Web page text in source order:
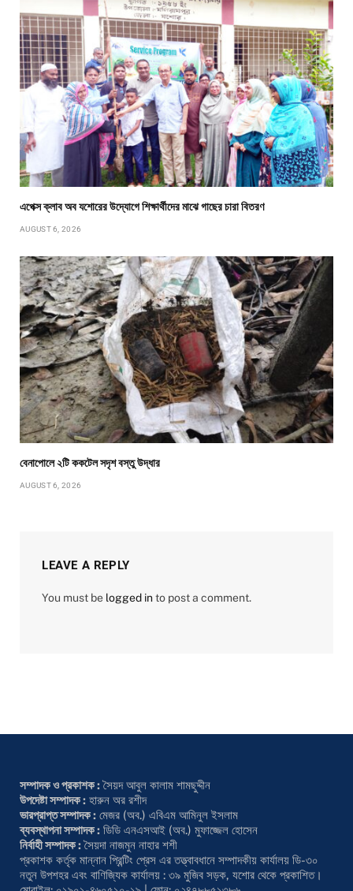
এপেক্স ক্লাব অব যশোরের উদ্যোগে শিক্ষার্থীদের মাঝে গাছের চারা বিতরণ
AUGUST 6, 2026
বেনাপোলে ২টি ককটেল সদৃশ বস্তু উদ্ধার
AUGUST 6, 2026
LEAVE A REPLY
You must be logged into post a comment.
সম্পাদক ও প্রকাশক :সৈয়দ আবুল কালাম শামছুদ্দীন
উপদেষ্টা সম্পাদক : হারুন অর রশীদ
ভারপ্রাপ্ত সম্পাদক : মেজর (অব.) এবিএম আমিনুল ইসলাম
ব্যবস্থাপনা সম্পাদক : ডিডি এনএসআই (অব.) মুফাজ্জেল হোসেন
নির্বাহী সম্পাদক :সৈয়দা নাজমুন নাহার শশী
প্রকাশক কর্তৃক মান্নান প্রিন্টিং প্রেস এর তত্ত্বাবধানে সম্পাদকীয় কার্যালয় ডি-৩০
নতুন উপশহর এবং বাণিজ্যিক কার্যালয় : ৩৯ মুজিব সড়ক, যশোর থেকে প্রকাশিত।